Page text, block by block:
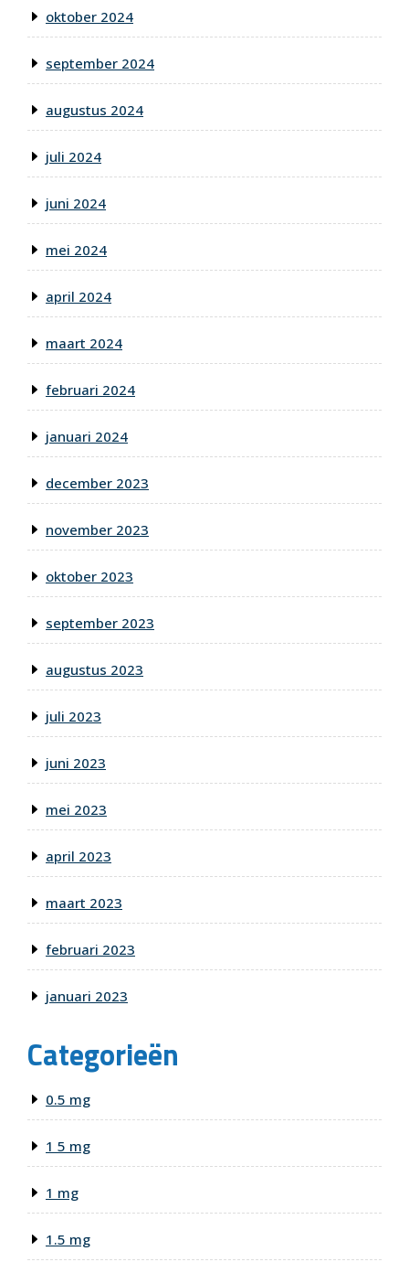
oktober 2024
september 2024
augustus 2024
juli 2024
juni 2024
mei 2024
april 2024
maart 2024
februari 2024
januari 2024
december 2023
november 2023
oktober 2023
september 2023
augustus 2023
juli 2023
juni 2023
mei 2023
april 2023
maart 2023
februari 2023
januari 2023
Categorieën
0.5 mg
1 5 mg
1 mg
1.5 mg